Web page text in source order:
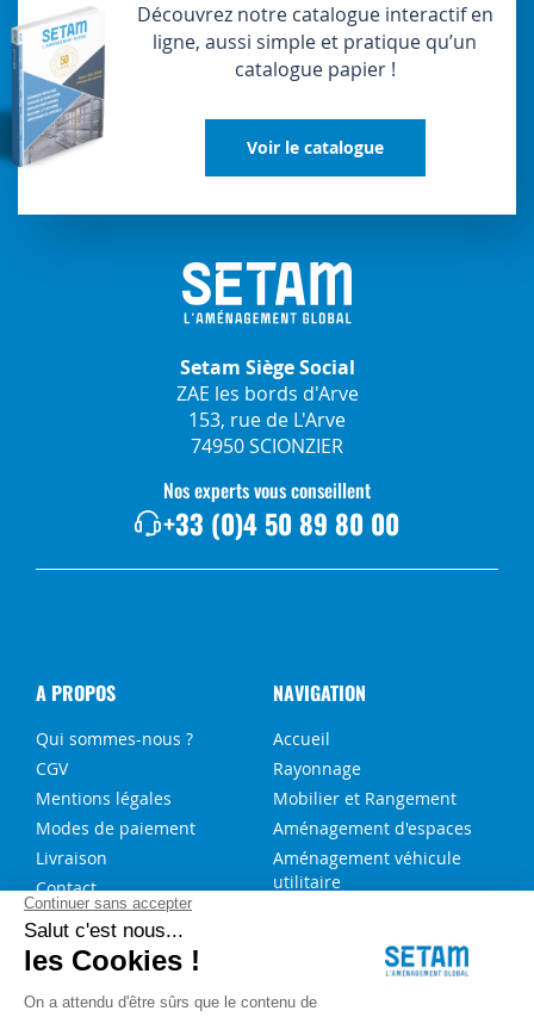
Découvrez notre catalogue interactif en
ligne, aussi simple et pratique qu’un
catalogue papier !
Voir le catalogue
Setam Siège Social
ZAE les bords d'Arve
153, rue de L'Arve
74950 SCIONZIER
Nos experts vous conseillent
+33 (0)4 50 89 80 00
A PROPOS
Qui sommes-nous ?
CGV
Mentions légales
Modes de paiement
Livraison
Contact
NAVIGATION
Accueil
Rayonnage
Mobilier et Rangement
Aménagement d'espaces
Aménagement véhicule
utilitaire
NOS SERVICES
FAQ